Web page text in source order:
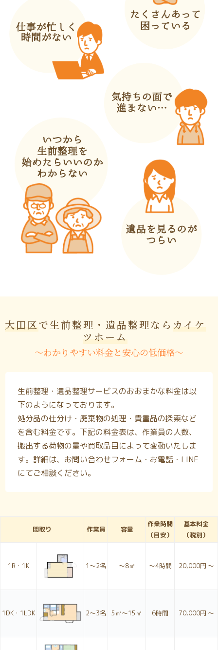
大田区で生前整理・遺品整理なら カイケ
ツホーム
〜わかりやすい料金と安心の低価格〜
生前整理・遺品整理サービスのおおまかな料金は以
下のようになっております。
処分品の仕分け・廃棄物の処理・貴重品の探索など
を含む料金です。下記の料金表は、作業員の人数、
搬出する荷物の量や買取品目によって変動いたしま
す。詳細は、お問い合わせフォーム・お電話・LINE
にてご相談ください。
間取り 作業員 容量
作業時間
（目安）
基本料金
（税別）
1R・1K 1〜2名 ～8㎥ ～4時間 20,000円 ～
1DK・1LDK 2〜3名 5㎥～15㎥ 6時間 70,000円 ～